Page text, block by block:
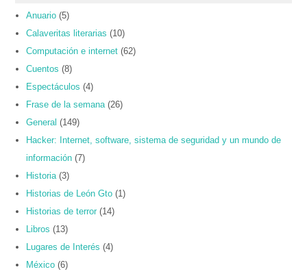
Anuario (5)
Calaveritas literarias (10)
Computación e internet (62)
Cuentos (8)
Espectáculos (4)
Frase de la semana (26)
General (149)
Hacker: Internet, software, sistema de seguridad y un mundo de
información (7)
Historia (3)
Historias de León Gto (1)
Historias de terror (14)
Libros (13)
Lugares de Interés (4)
México (6)